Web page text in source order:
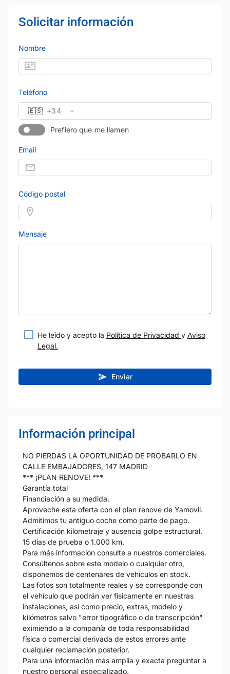
Solicitar información
Nombre
Teléfono
🇪🇸 +34
Prefiero que me llamen
Email
Código postal
Mensaje
He leído y acepto la Política de Privacidad y Aviso
Legal.
Enviar
Información principal
NO PIERDAS LA OPORTUNIDAD DE PROBARLO EN
CALLE EMBAJADORES, 147 MADRID
*** ¡PLAN RENOVE! ***
Garantía total
Financiación a su medida.
Aproveche esta oferta con el plan renove de Yamovil.
Admitimos tu antiguo coche como parte de pago.
Certificación kilometraje y ausencia golpe estructural.
15 días de prueba o 1.000 km.
Para más información consulte a nuestros comerciales.
Consúltenos sobre este modelo o cualquier otro,
disponemos de centenares de vehículos en stock.
Las fotos son totalmente reales y se corresponde con
el vehículo que podrán ver físicamente en nuestras
instalaciones, así como precio, extras, modelo y
kilómetros salvo "error tipográfico o de transcripción"
eximiendo a la compañía de toda responsabilidad
física o comercial derivada de estos errores ante
cualquier reclamación posterior.
Para una información más amplia y exacta preguntar a
nuestro personal especializado.